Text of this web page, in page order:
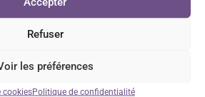
Refuser
les préférences
cookiesPolitique de confidentialité